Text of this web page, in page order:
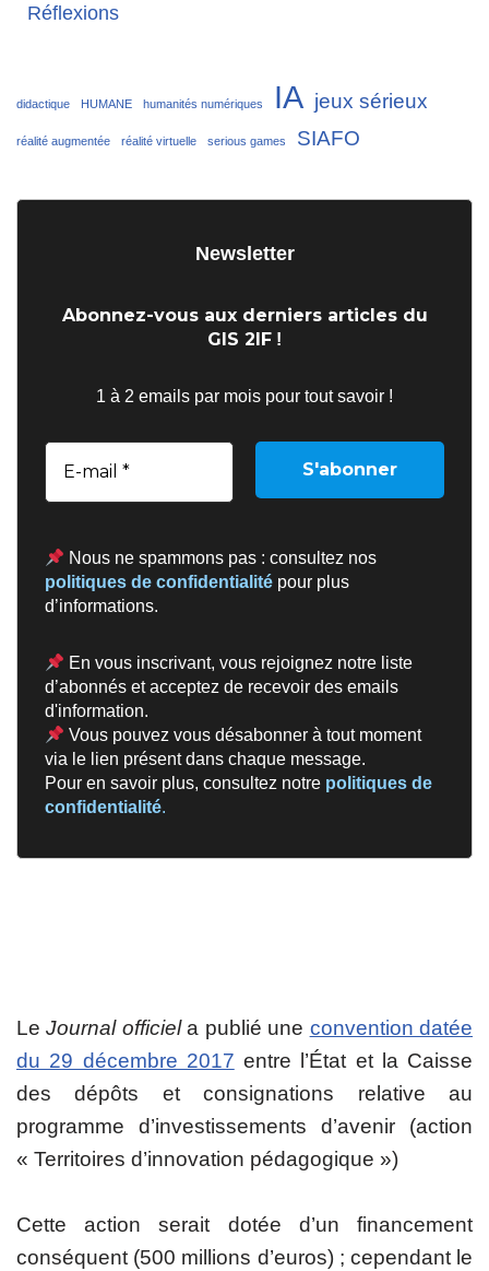
Réflexions
didactique HUMANE humanités numériques IA jeux sérieux
réalité augmentée réalité virtuelle serious games SIAFO
Newsletter
Abonnez-vous aux derniers articles du
GIS 2IF !
1 à 2 emails par mois pour tout savoir !
Nous ne spammons pas : consultez nos
politiques de confidentialité pour plus
d’informations.
En vous inscrivant, vous rejoignez notre liste
d’abonnés et acceptez de recevoir des emails
d'information.
Vous pouvez vous désabonner à tout moment
via le lien présent dans chaque message.
Pour en savoir plus, consultez notre politiques de
confidentialité.
LeJournal officiela publié une convention datée
du 29 décembre 2017 entre l’État et la Caisse
des dépôts et consignations relative au
programme d’investissements d’avenir (action
« Territoires d’innovation pédagogique »)
Cette action serait dotée d’un financement
conséquent (500 millions d’euros) ; cependant le